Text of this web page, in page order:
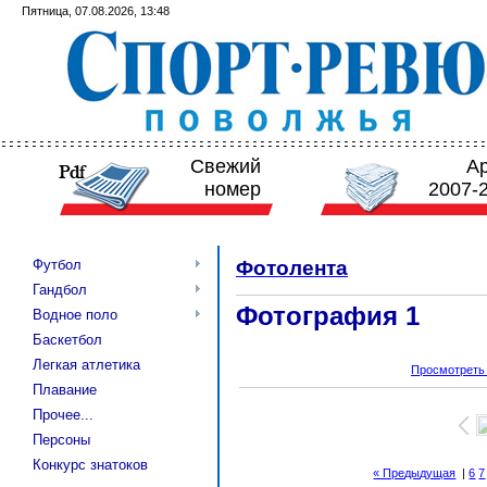
Пятница, 07.08.2026, 13:48
Свежий
номер
2007-
Футбол
Гандбол
Водное поло
Баскетбол
Легкая атлетика
Плавание
Прочее...
Персоны
Конкурс знатоков
Фотолента
Фотография 1
« Предыдущая |6 7